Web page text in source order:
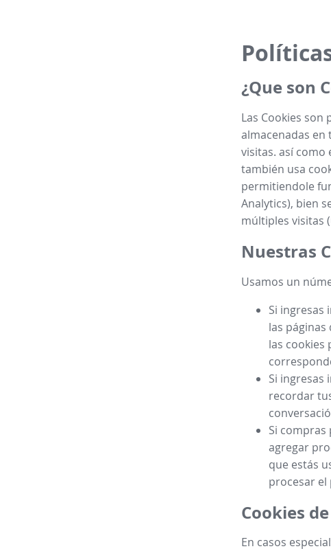
¿Que son
Las Cookies
almacenadas
visitas. así como
también usa
permitiendole
Analytics), bien
múltiples visitas
Nuestras
Usamos un
Si ingresas
las
las
Si ingresas
recordar
Si
agregar
que estás
procesar el
Cookies
En casos